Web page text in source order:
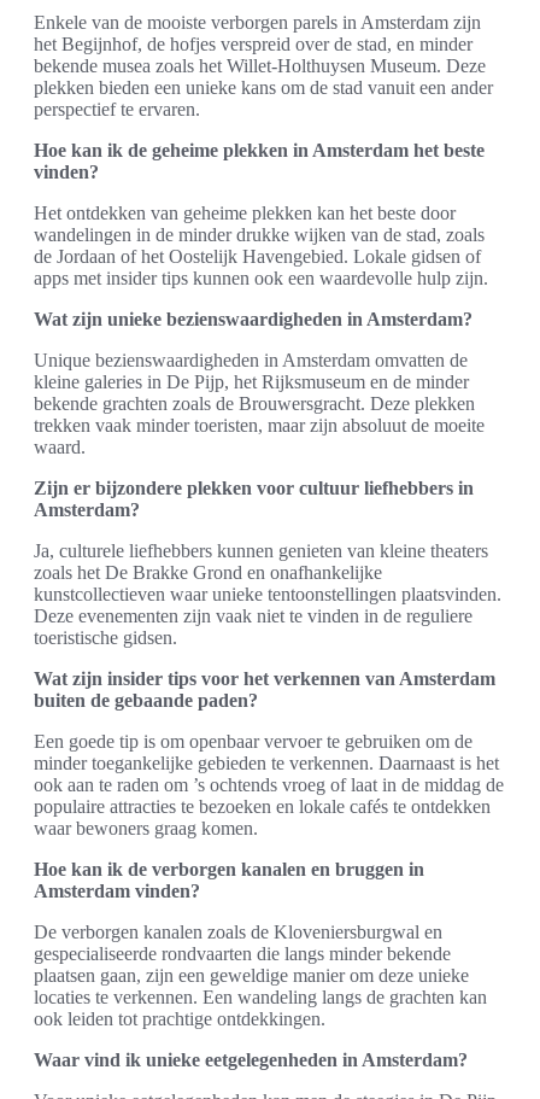
Enkele van de mooiste verborgen parels in Amsterdam zijn
het Begijnhof, de hofjes verspreid over de stad, en minder
bekende musea zoals het Willet-Holthuysen Museum. Deze
plekken bieden een unieke kans om de stad vanuit een ander
perspectief te ervaren.
Hoe kan ik de geheime plekken in Amsterdam het beste
vinden?
Het ontdekken van geheime plekken kan het beste door
wandelingen in de minder drukke wijken van de stad, zoals
de Jordaan of het Oostelijk Havengebied. Lokale gidsen of
apps met insider tips kunnen ook een waardevolle hulp zijn.
Wat zijn unieke bezienswaardigheden in Amsterdam?
Unique bezienswaardigheden in Amsterdam omvatten de
kleine galeries in De Pijp, het Rijksmuseum en de minder
bekende grachten zoals de Brouwersgracht. Deze plekken
trekken vaak minder toeristen, maar zijn absoluut de moeite
waard.
Zijn er bijzondere plekken voor cultuur liefhebbers in
Amsterdam?
Ja, culturele liefhebbers kunnen genieten van kleine theaters
zoals het De Brakke Grond en onafhankelijke
kunstcollectieven waar unieke tentoonstellingen plaatsvinden.
Deze evenementen zijn vaak niet te vinden in de reguliere
toeristische gidsen.
Wat zijn insider tips voor het verkennen van Amsterdam
buiten de gebaande paden?
Een goede tip is om openbaar vervoer te gebruiken om de
minder toegankelijke gebieden te verkennen. Daarnaast is het
ook aan te raden om ’s ochtends vroeg of laat in de middag de
populaire attracties te bezoeken en lokale cafés te ontdekken
waar bewoners graag komen.
Hoe kan ik de verborgen kanalen en bruggen in
Amsterdam vinden?
De verborgen kanalen zoals de Kloveniersburgwal en
gespecialiseerde rondvaarten die langs minder bekende
plaatsen gaan, zijn een geweldige manier om deze unieke
locaties te verkennen. Een wandeling langs de grachten kan
ook leiden tot prachtige ontdekkingen.
Waar vind ik unieke eetgelegenheden in Amsterdam?